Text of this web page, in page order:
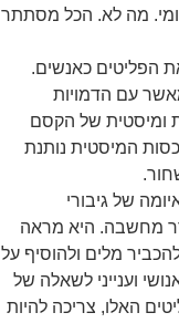
מה לא. הכל מסתתר
הפליטים כאנשים.
עם הדמויות
ומיסטית של הקסם
המיסטית נותנת
של גיבורי
מחשבה. היא מראה
מלים ולהוסיף על
וענייני לשאלה של
האלו, צריכה להיות